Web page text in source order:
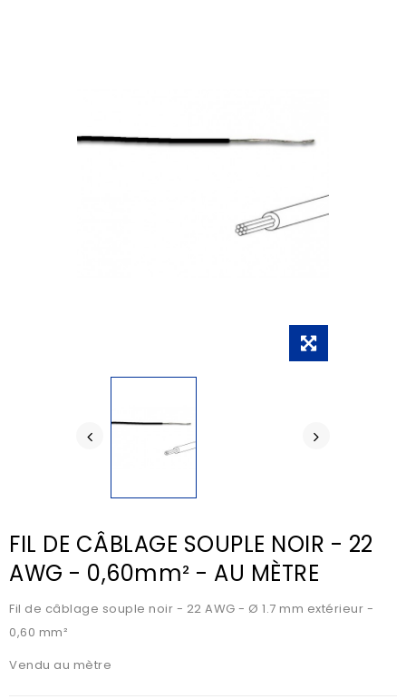
FIL DE CÂBLAGE SOUPLE NOIR - 22
AWG - 0,60mm² - AU MÈTRE
Fil de câblage souple noir - 22 AWG - Ø 1.7 mm extérieur -
0,60 mm²
Vendu au mètre